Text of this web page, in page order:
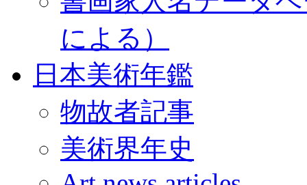
による）
日本美術年鑑
物故者記事
美術界年史